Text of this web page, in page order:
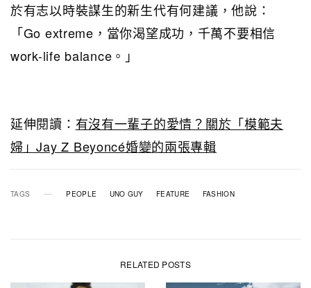
於有志以時裝謀生的新生代有何建議，他說：
「Go extreme，當你渴望成功，千萬不要相信
work-life balance。」
延伸閱讀： 有沒有一輩子的愛情？關於「模範夫
婦」Jay Z Beyoncé婚變的兩張專輯
TAGS PEOPLE UNO GUY FEATURE FASHION
RELATED POSTS